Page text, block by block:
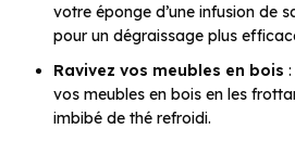
votre éponge d’une infusion de
pour un dégraissage plus
Ravivez vos meubles en bois
vos meubles en bois en les
imbibé de thé refroidi.